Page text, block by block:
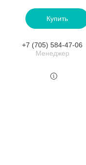
Купить
+7 (705) 584-47-06
Менеджер